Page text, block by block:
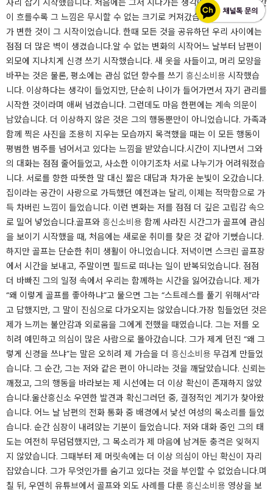
자리 잡기 시작했습니다. 처음에는 그저 지나가는 생각이라 여겼지만, 시간
이 흐를수록 그 느낌은 무시할 수 없는 크기로 커져갔습니다. 남편의 태도
가 변한 것이 그 시작이었습니다. 한때 모든 것을 공유하던 우리 사이에는
점점 더 많은 벽이 생겼습니다.​알 수 없는 변화의 시작​​​​​​어느 날부터 남편이
외모에 지나치게 신경 쓰기 시작했습니다. 새 옷을 사들이고, 머리 모양을
바꾸는 것은 물론, 평소에는 관심 없던 향수를 쓰기 흥신소비용 시작했습
니다. 이상하다는 생각이 들었지만, 단순히 나이가 들어가면서 자기 관리를
시작한 것이라며 애써 넘겼습니다. 그런데도 마음 한편에는 계속 의문이
남았습니다. 더 이상하지 않은 것은 그의 행동뿐만이 아니었습니다. 가족과
함께 찍은 사진을 조용히 지우는 모습까지 목격했을 때는 이 모든 행동이
평범한 범주를 넘어서고 있다는 느낌을 받았습니다.​​​​​​​​시간이 지나면서 그와
의 대화는 점점 줄어들었고, 사소한 이야기조차 서로 나누기가 어려워졌습
니다. 서로를 향한 따뜻한 말 대신 짧은 대답과 차가운 눈빛이 오갔습니다.
집이라는 공간이 사랑으로 가득했던 예전과는 달리, 이제는 적막함으로 가
득 차버린 느낌이 들었습니다. 이런 변화는 저를 점점 더 깊은 고립감 속으
로 밀어 넣었습니다.​​​골프와 흥신소비용 함께 사라진 시간​​​​​​​​​그가 골프에 관심
을 보이기 시작했을 때, 처음에는 새로운 취미를 찾은 것 같아 기뻤습니다.
하지만 골프는 단순한 취미 생활이 아니었습니다. 저녁이면 스크린 골프장
에서 시간을 보내고, 주말이면 필드로 떠나는 일이 반복되었습니다. 점점
더 바빠진 그의 일정 속에서 우리는 함께하는 시간을 잃어갔습니다. 제가
“왜 이렇게 골프를 좋아하냐”고 물으면 그는 “스트레스를 풀기 위해서”라
고 답했지만, 그 말이 진심으로 다가오지는 않았습니다.​​​​​​​​​가장 힘들었던 것은
제가 느끼는 불안감과 외로움을 그에게 전했을 때였습니다. 그는 저를 오
히려 예민하고 의심이 많은 사람으로 몰아갔습니다. 그가 제게 던진 “왜 그
렇게 신경을 쓰냐”는 말은 오히려 제 가슴을 더 흥신소비용 무겁게 만들었
습니다. 그 순간, 그는 저와 같은 편이 아니라는 것을 깨달았습니다. 신뢰는
깨졌고, 그의 행동을 바라보는 제 시선에는 더 이상 확신이 존재하지 않았
습니다.​​​울산흥신소 우연한 발견과 확신​​​​​​​​​그러던 중, 결정적인 계기가 찾아왔
습니다. 어느 날 남편의 전화 통화 중 배경에서 낯선 여성의 목소리를 들었
습니다. 순간 심장이 내려앉는 기분이 들었습니다. 저와 대화 중인 그의 태
도는 여전히 무덤덤했지만, 그 목소리가 제 마음에 남겨둔 충격은 잊혀지
지 않았습니다. 그때부터 제 머릿속에는 더 이상 의심이 아닌 확신이 자리
잡았습니다. 그가 무엇인가를 숨기고 있다는 것을 부인할 수 없었습니다.​​​​​​​​​며
칠 뒤, 우연히 유튜브에서 골프와 외도 사례를 다룬 흥신소비용 영상을 보